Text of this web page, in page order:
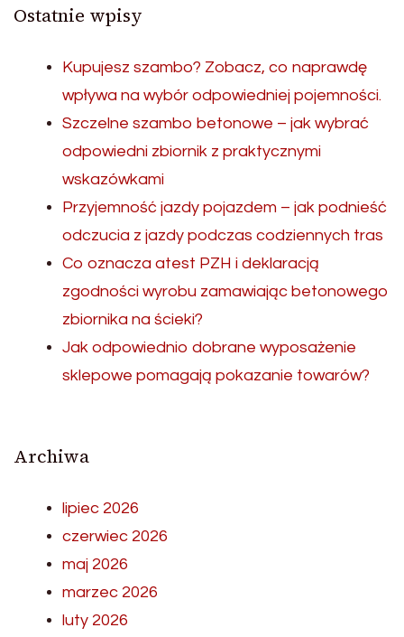
Ostatnie wpisy
Kupujesz szambo? Zobacz, co naprawdę
wpływa na wybór odpowiedniej pojemności.
Szczelne szambo betonowe – jak wybrać
odpowiedni zbiornik z praktycznymi
wskazówkami
Przyjemność jazdy pojazdem – jak podnieść
odczucia z jazdy podczas codziennych tras
Co oznacza atest PZH i deklaracją
zgodności wyrobu zamawiając betonowego
zbiornika na ścieki?
Jak odpowiednio dobrane wyposażenie
sklepowe pomagają pokazanie towarów?
Archiwa
lipiec 2026
czerwiec 2026
maj 2026
marzec 2026
luty 2026